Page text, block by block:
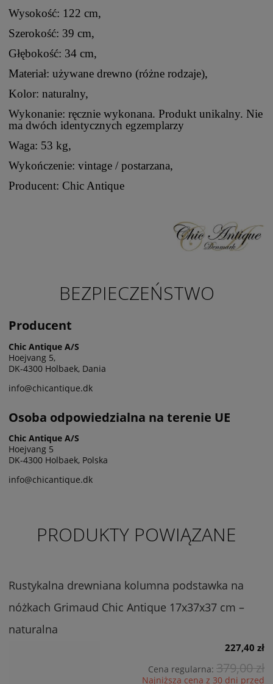
Wysokość: 122 cm,
Szerokość: 39 cm,
Głębokość: 34 cm,
Materiał: używane drewno (różne rodzaje),
Kolor: naturalny,
Wykonanie: ręcznie wykonana. Produkt unikalny. Nie
ma dwóch identycznych egzemplarzy
Waga: 53 kg,
Wykończenie: vintage / postarzana,
Producent: Chic Antique
BEZPIECZEŃSTWO
Producent
Chic Antique A/S
Hoejvang 5,
DK-4300 Holbaek, Dania
info@chicantique.dk
Osoba odpowiedzialna na terenie UE
Chic Antique A/S
Hoejvang 5
DK-4300 Holbaek, Polska
info@chicantique.dk
PRODUKTY POWIĄZANE
Rustykalna drewniana kolumna podstawka na
nóżkach Grimaud Chic Antique 17x37x37 cm –
naturalna
227,40 zł
Cena regularna: 379,00 zł
Najniższa cena z 30 dni przed